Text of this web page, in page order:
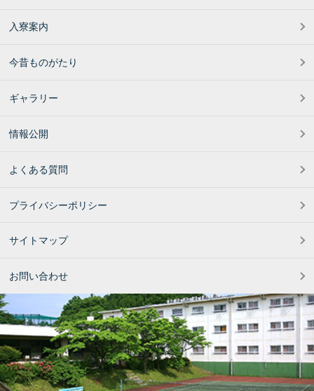
入寮案内
今昔ものがたり
ギャラリー
情報公開
よくある質問
プライバシーポリシー
サイトマップ
お問い合わせ